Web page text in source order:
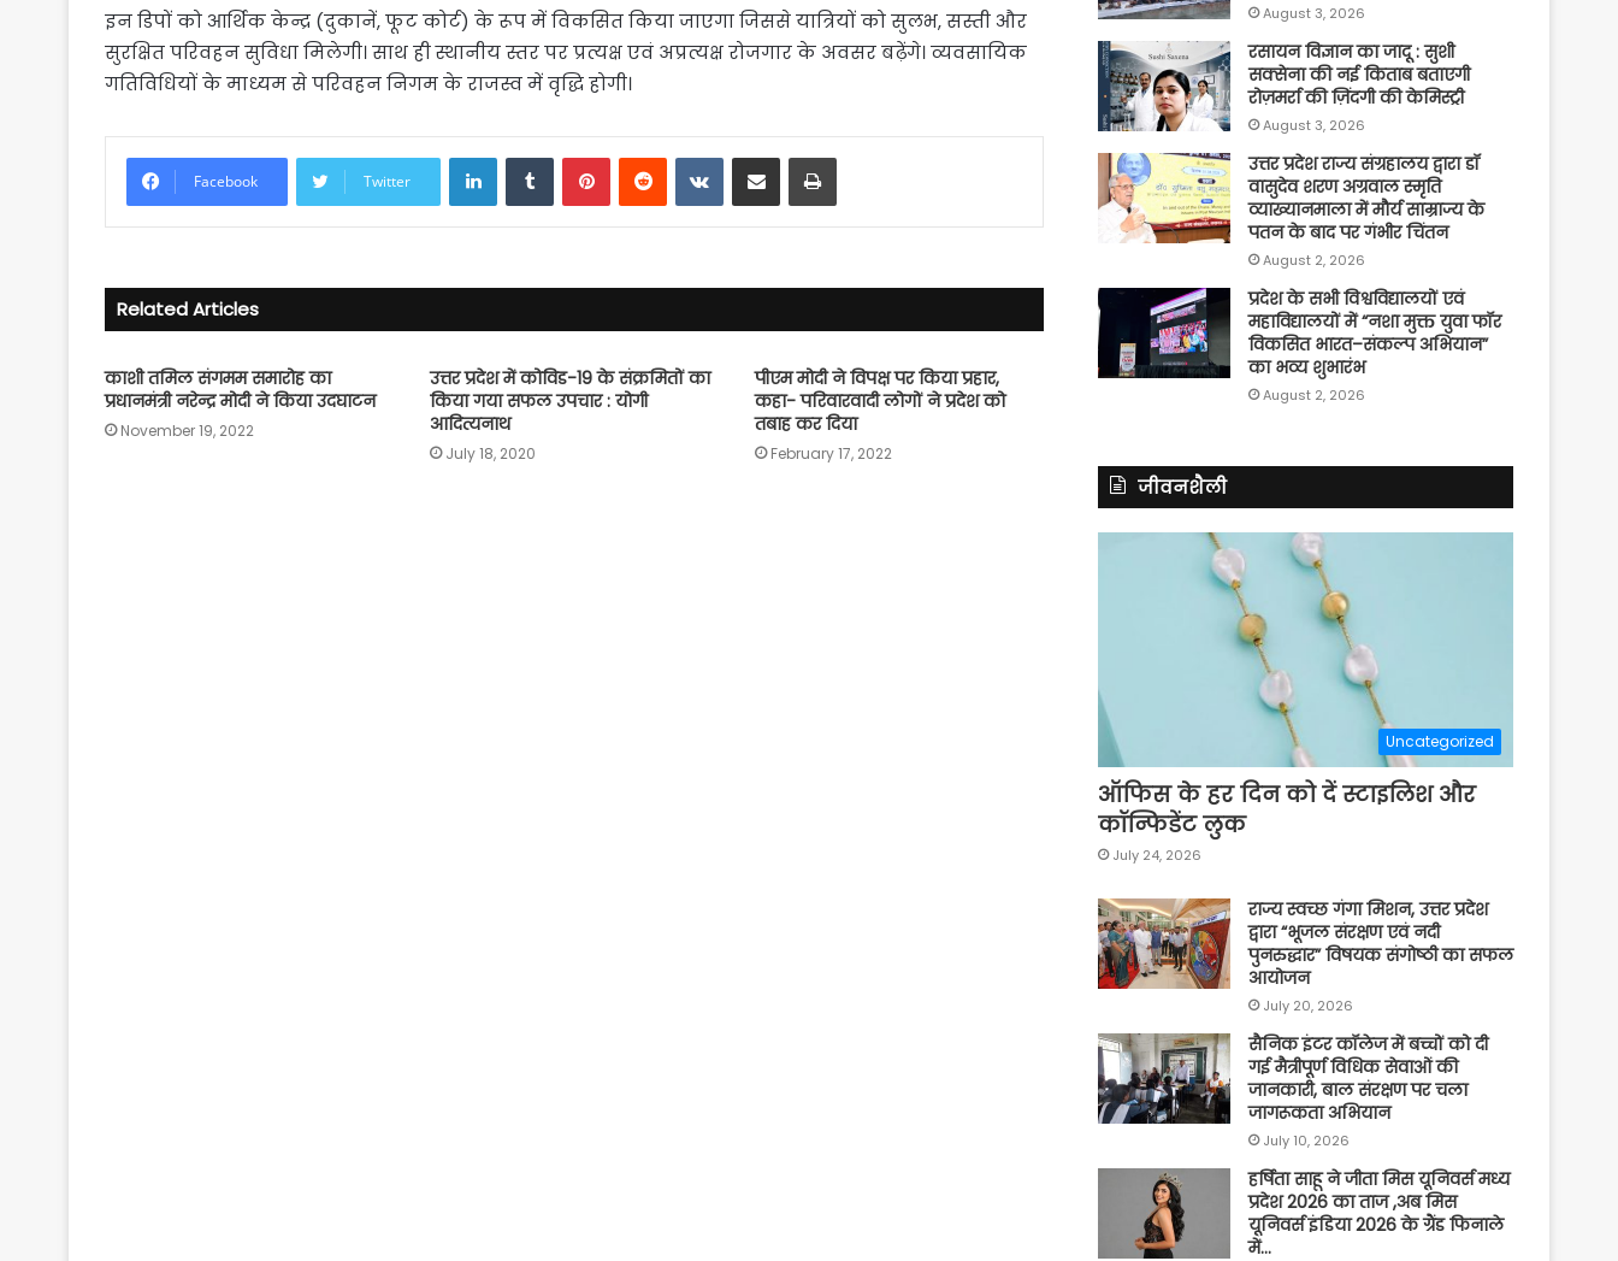
इन डिपों को आर्थिक केन्द्र (दुकानें, फूट कोर्ट) के रूप में विकसित किया जाएगा जिससे यात्रियों को सुलभ, सस्ती और
सुरक्षित परिवहन सुविधा मिलेगी। साथ ही स्थानीय स्तर पर प्रत्यक्ष एवं अप्रत्यक्ष रोजगार के अवसर बढ़ेंगे। व्यवसायिक
गतिविधियों के माध्यम से परिवहन निगम के राजस्व में वृद्धि होगी।
Facebook Twitter
LinkedInTumblrPinterestReddit VKontakte
Share via Email Print
Related Articles
काशी तमिल संगमम समारोह का
प्रधानमंत्री नरेन्द्र मोदी ने किया उदघाटन
November 19, 2022
उत्तर प्रदेश में कोविड-19 के संक्रमितों का
किया गया सफल उपचार : योगी
आदित्यनाथ
July 18, 2020
पीएम मोदी ने विपक्ष पर किया प्रहार,
कहा- परिवारवादी लोगों ने प्रदेश को
तबाह कर दिया
February 17, 2022
August 3, 2026
रसायन विज्ञान का जादू : सुशी
सक्सेना की नई किताब बताएगी
रोज़मर्रा की ज़िंदगी की केमिस्ट्री
August 3, 2026
उत्तर प्रदेश राज्य संग्रहालय द्वारा डॉ
वासुदेव शरण अग्रवाल स्मृति
व्याख्यानमाला में मौर्य साम्राज्य के
पतन के बाद पर गंभीर चिंतन
August 2, 2026
प्रदेश के सभी विश्वविद्यालयों एवं
महाविद्यालयों में “नशा मुक्त युवा फॉर
विकसित भारत–संकल्प अभियान”
का भव्य शुभारंभ
August 2, 2026
जीवनशैली
Uncategorized
ऑफिस के हर दिन को दें स्टाइलिश और
कॉन्फिडेंट लुक
July 24, 2026
राज्य स्वच्छ गंगा मिशन, उत्तर प्रदेश
द्वारा “भूजल संरक्षण एवं नदी
पुनरुद्धार” विषयक संगोष्ठी का सफल
आयोजन
July 20, 2026
सैनिक इंटर कॉलेज में बच्चों को दी
गई मैत्रीपूर्ण विधिक सेवाओं की
जानकारी, बाल संरक्षण पर चला
जागरूकता अभियान
July 10, 2026
हर्षिता साहू ने जीता मिस यूनिवर्स मध्य
प्रदेश 2026 का ताज ,अब मिस
यूनिवर्स इंडिया 2026 के ग्रैंड फिनाले
में…